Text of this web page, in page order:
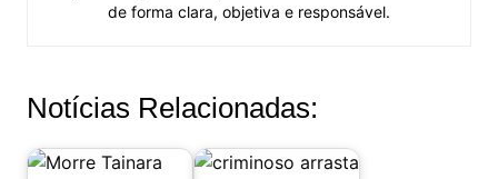
de forma clara, objetiva e responsável.
Notícias Relacionadas: